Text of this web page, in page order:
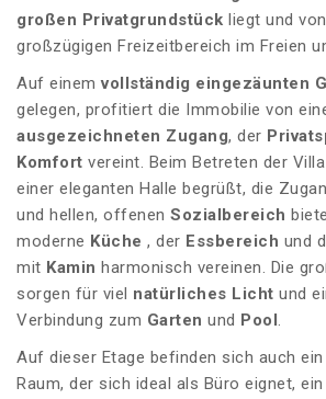
großen Privatgrundstück liegt und
großzügigen Freizeitbereich im Freien
Auf einemvollständig eingezäunten
gelegen, profitiert die Immobilie von
ausgezeichneten Zugang, der
Komfort vereint. Beim Betreten der
einer eleganten Halle begrüßt, die
und hellen, offenen Sozialbereich
moderne Küche , der Essbereich und
mit Kamin harmonisch vereinen. Die
sorgen für viel natürliches Licht und
Verbindung zum Garten und Pool.
Auf dieser Etage befinden sich auch
Raum, der sich ideal als Büro eignet,